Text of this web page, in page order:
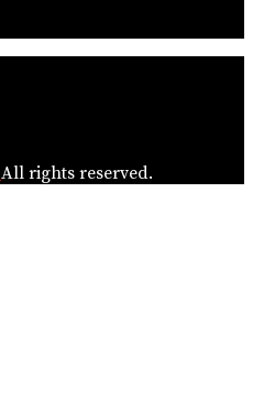
All rights reserved.